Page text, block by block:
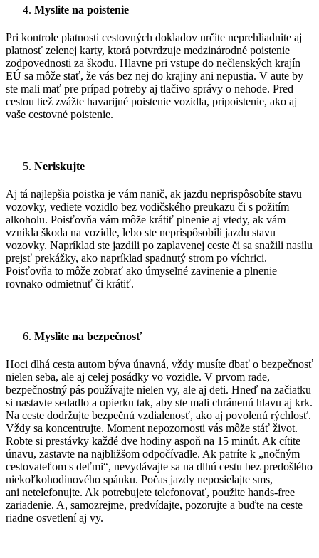
Myslite na poistenie
Pri kontrole platnosti cestovných dokladov určite neprehliadnite aj
platnosť zelenej karty, ktorá potvrdzuje medzinárodné poistenie
zodpovednosti za škodu. Hlavne pri vstupe do nečlenských krajín
EÚ sa môže stať, že vás bez nej do krajiny ani nepustia. V aute by
ste mali mať pre prípad potreby aj tlačivo správy o nehode. Pred
cestou tiež zvážte havarijné poistenie vozidla, pripoistenie, ako aj
vaše cestovné poistenie.
Neriskujte
Aj tá najlepšia poistka je vám nanič, ak jazdu neprispôsobíte stavu
vozovky, vediete vozidlo bez vodičského preukazu či s požitím
alkoholu. Poisťovňa vám môže krátiť plnenie aj vtedy, ak vám
vznikla škoda na vozidle, lebo ste neprispôsobili jazdu stavu
vozovky. Napríklad ste jazdili po zaplavenej ceste či sa snažili nasilu
prejsť prekážky, ako napríklad spadnutý strom po víchrici.
Poisťovňa to môže zobrať ako úmyselné zavinenie a plnenie
rovnako odmietnuť či krátiť.
Myslite na bezpečnosť
Hoci dlhá cesta autom býva únavná, vždy musíte dbať o bezpečnosť
nielen seba, ale aj celej posádky vo vozidle. V prvom rade,
bezpečnostný pás používajte nielen vy, ale aj deti. Hneď na začiatku
si nastavte sedadlo a opierku tak, aby ste mali chránenú hlavu aj krk.
Na ceste dodržujte bezpečnú vzdialenosť, ako aj povolenú rýchlosť.
Vždy sa koncentrujte. Moment nepozornosti vás môže stáť život.
Robte si prestávky každé dve hodiny aspoň na 15 minút. Ak cítite
únavu, zastavte na najbližšom odpočívadle. Ak patríte k „nočným
cestovateľom s deťmi“, nevydávajte sa na dlhú cestu bez predošlého
niekoľkohodinového spánku. Počas jazdy neposielajte sms,
ani netelefonujte. Ak potrebujete telefonovať, použite hands-free
zariadenie. A, samozrejme, predvídajte, pozorujte a buďte na ceste
riadne osvetlení aj vy.